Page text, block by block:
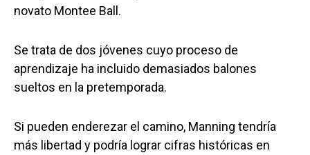
novato Montee Ball.
Se trata de dos jóvenes cuyo proceso de
aprendizaje ha incluido demasiados balones
sueltos en la pretemporada.
Si pueden enderezar el camino, Manning tendría
más libertad y podría lograr cifras históricas en